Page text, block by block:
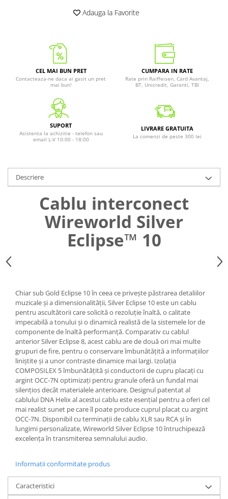
Adauga la Favorite
CEL MAI BUN PRET
Contacteaza-ne daca ai gasit un pret
mai bun!
CUMPARA IN RATE
Rate prin Raiffeisen, Card Avantaj,
BT, Unicredit, Garanti, TBI
SUPORT
Asistenta la achizitie - telefon sau
email L-V 10:00 - 18:00
LIVRARE GRATUITA
La comenzi de peste 300 lei
Descriere
Cablu interconect
Wireworld Silver
Eclipse™ 10
Chiar sub Gold Eclipse 10 în ceea ce privește păstrarea detaliilor
muzicale și a dimensionalității, Silver Eclipse 10 este un cablu
pentru ascultătorii care solicită o rezoluție înaltă, o calitate
impecabilă a tonului și o dinamică realistă de la sistemele lor de
componente de înaltă performanță. Comparativ cu cablul
anterior Silver Eclipse 8, acest cablu are de două ori mai multe
grupuri de fire, pentru o conservare îmbunătățită a informațiilor
liniștite și a unor contraste dinamice mai largi. Izolația
COMPOSILEX 5 îmbunătățită și conductorii de cupru placați cu
argint OCC-7N optimizați pentru granule oferă un fundal mai
silențios decât materialele anterioare. Designul patentat al
cablului DNA Helix al acestui cablu este esențial pentru a oferi cel
mai realist sunet pe care îl poate produce cuprul placat cu argint
OCC-7N. Disponibil cu terminații de cablu XLR sau RCA și în
lungimi personalizate, Wireworld Silver Eclipse 10 întruchipează
excelența în transmiterea semnalului audio.
Informatii conformitate produs
Caracteristici